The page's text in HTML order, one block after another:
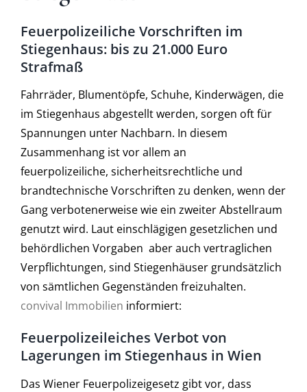
Feuerpolizeiliche Vorschriften im
Stiegenhaus: bis zu 21.000 Euro
Strafmaß
Fahrräder, Blumentöpfe, Schuhe, Kinderwägen, die
im Stiegenhaus abgestellt werden, sorgen oft für
Spannungen unter Nachbarn. In diesem
Zusammenhang ist vor allem an
feuerpolizeiliche, sicherheitsrechtliche und
brandtechnische Vorschriften zu denken, wenn der
Gang verbotenerweise wie ein zweiter Abstellraum
genutzt wird. Laut einschlägigen gesetzlichen und
behördlichen Vorgaben aber auch vertraglichen
Verpflichtungen, sind Stiegenhäuser grundsätzlich
von sämtlichen Gegenständen freizuhalten.
convival Immobilien informiert:
Feuerpolizeileiches Verbot von
Lagerungen im Stiegenhaus in Wien
Das Wiener Feuerpolizeigesetz gibt vor, dass